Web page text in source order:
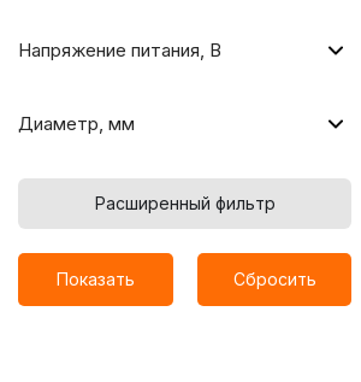
Напряжение питания, В
Диаметр, мм
Расширенный фильтр
Показать Сбросить